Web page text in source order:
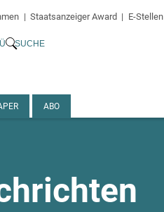
Staatsanzeiger Award E-Stellen
SUCHE
ABO